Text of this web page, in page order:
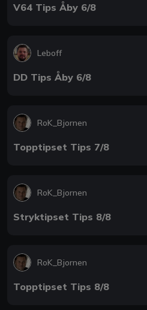
V64 Tips Åby 6/8
Leboff
DD Tips Åby 6/8
RoK_Bjornen
Topptipset Tips 7/8
RoK_Bjornen
Stryktipset Tips 8/8
RoK_Bjornen
Topptipset Tips 8/8